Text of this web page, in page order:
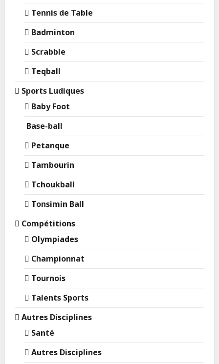
Tennis de Table
Badminton
Scrabble
Teqball
Sports Ludiques
Baby Foot
Base-ball
Petanque
Tambourin
Tchoukball
Tonsimin Ball
Compétitions
Olympiades
Championnat
Tournois
Talents Sports
Autres Disciplines
Santé
Autres Disciplines